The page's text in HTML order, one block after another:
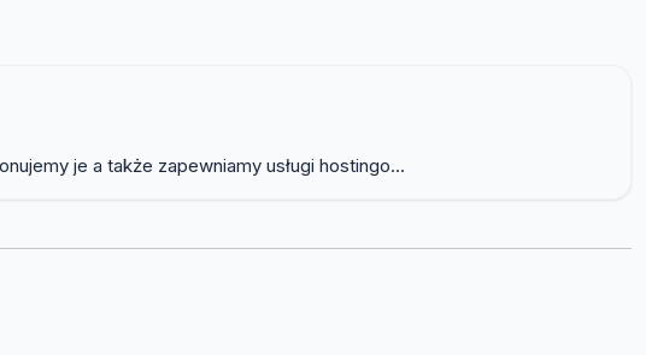
je a także zapewniamy usługi hostingo...